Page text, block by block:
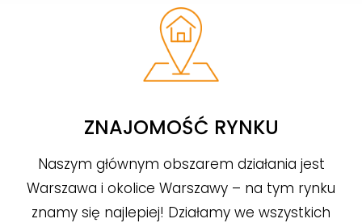
ZNAJOMOŚĆ RYNKU
Naszym głównym obszarem działania jest
Warszawa i okolice Warszawy – na tym rynku
znamy się najlepiej! Działamy we wszystkich